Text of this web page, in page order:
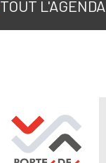
TOUT L'AGENDA